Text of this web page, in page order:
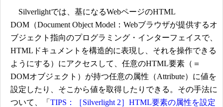
Silverlightでは、基になるWebページのHTML
DOM（Document Object Model：Webブラウザが提供するオ
ブジェクト指向のプログラミング・インターフェイスで、
HTMLドキュメントを構造的に表現し、それを操作できる
ようにする）にアクセスして、任意のHTML要素（＝
DOMオブジェクト）が持つ任意の属性（Attribute）に値を
設定したり、そこから値を取得したりできる。その手法に
ついて、「 TIPS：［Silverlight 2］HTML要素の属性を設定